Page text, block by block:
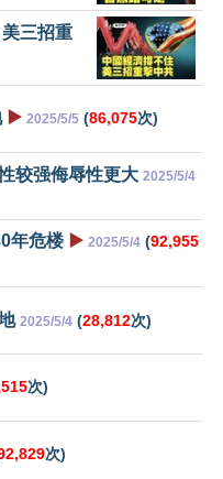
美三招重
▶️ 2025/5/5 (86,075次)
较强侮辱性更大 2025/5/4
年危楼 ▶️ 2025/5/4 (92,955
2025/5/4 (28,812次)
次)
次)